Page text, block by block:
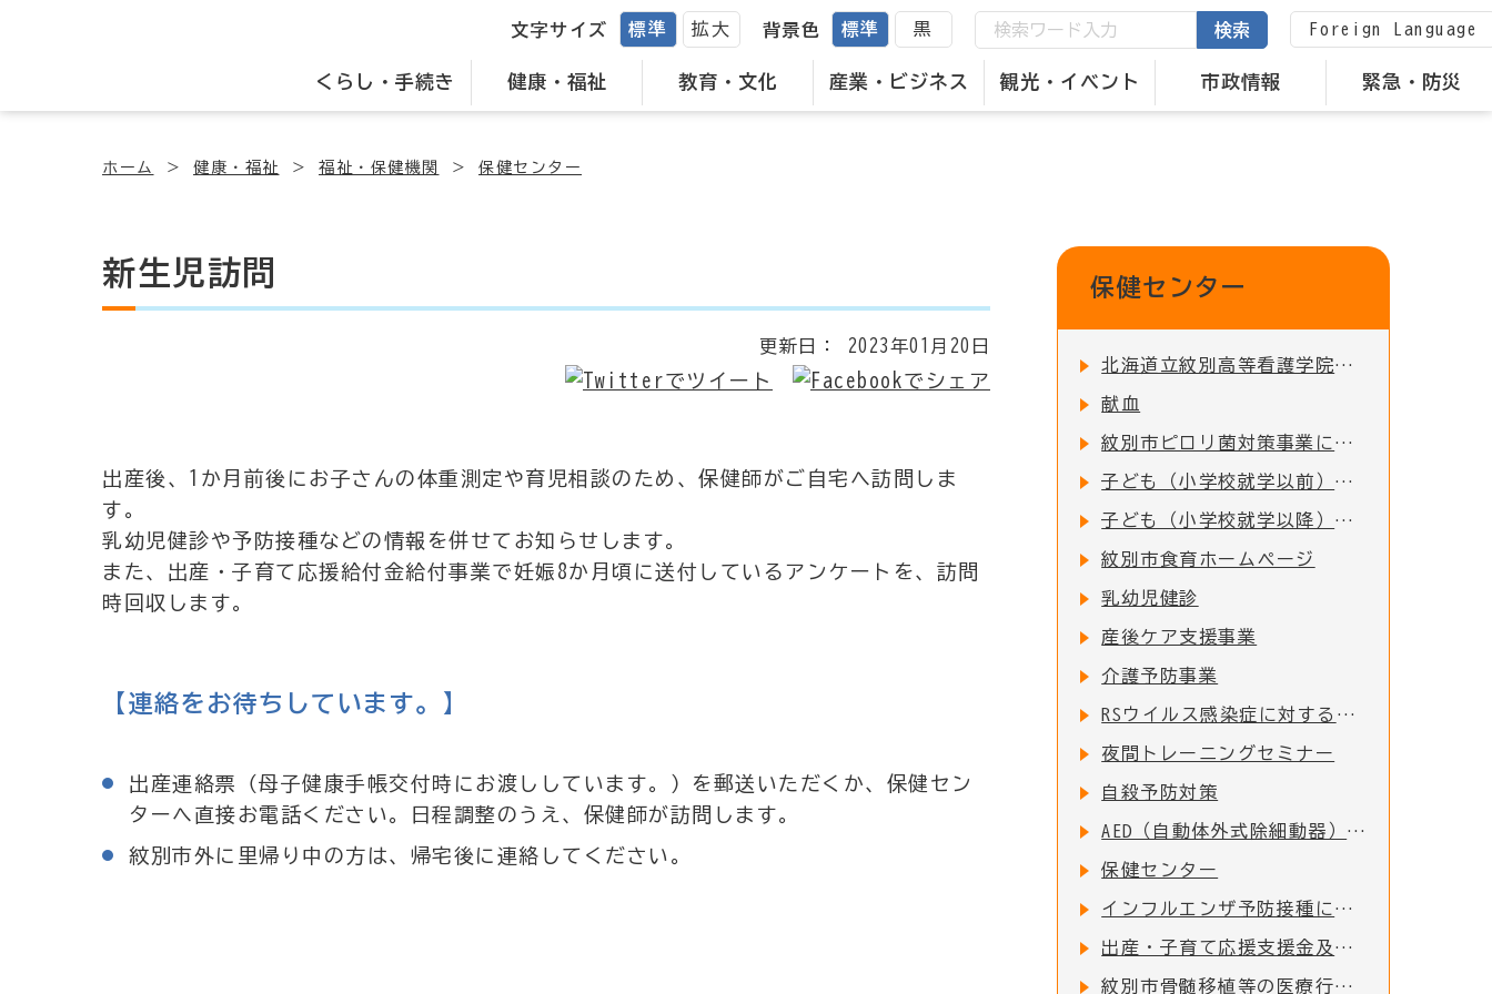
くらし・手続き 健康・福祉 教育・文化 産業・ビジネス 観光・イベント 市政情報 緊急・防災
文字サイズ 標準 拡大 背景色 標準 黒 検索 Foreign Language
ホーム 健康・福祉 福祉・保健機関 保健センター
新生児訪問
更新日： 2023年01月20日
出産後、1か月前後にお子さんの体重測定や育児相談のため、保健師がご自宅へ訪問しま
す。
乳幼児健診や予防接種などの情報を併せてお知らせします。
また、出産・子育て応援給付金給付事業で妊娠8か月頃に送付しているアンケートを、訪問
時回収します。
【連絡をお待ちしています。】
出産連絡票（母子健康手帳交付時にお渡ししています。）を郵送いただくか、保健セン
ターへ直接お電話ください。日程調整のうえ、保健師が訪問します。
紋別市外に里帰り中の方は、帰宅後に連絡してください。
保健センター
北海道立紋別高等看護学院について
献血
紋別市ピロリ菌対策事業について
子ども（小学校就学以前）の予防接種
子ども（小学校就学以降）の予防接種
紋別市食育ホームページ
乳幼児健診
産後ケア支援事業
介護予防事業
RSウイルス感染症に対する母子免疫ワクチンの定期接種の実施について
夜間トレーニングセミナー
自殺予防対策
AED（自動体外式除細動器）配置施設一覧
保健センター
インフルエンザ予防接種について
出産・子育て応援支援金及び出産・子育て応援ギフト(妊婦支援給付)について
紋別市骨髄移植等の医療行為により免疫を失った者に対する予防接種費用助成